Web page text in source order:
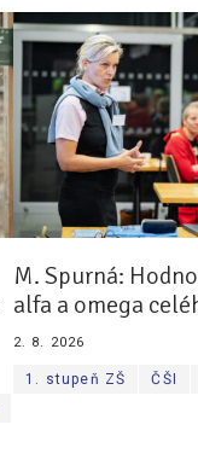
M. Spurná:
alfa a omega
2. 8. 2026
1. stupeň ZŠ ČŠI